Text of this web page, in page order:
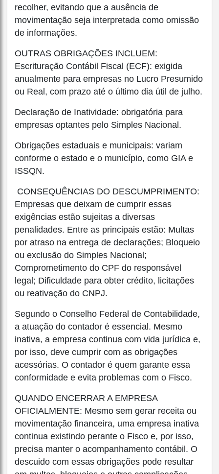
recolher, evitando que a ausência de
movimentação seja interpretada como omissão
de informações.
OUTRAS OBRIGAÇÕES INCLUEM:
Escrituração Contábil Fiscal (ECF): exigida
anualmente para empresas no Lucro Presumido
ou Real, com prazo até o último dia útil de julho.
Declaração de Inatividade: obrigatória para
empresas optantes pelo Simples Nacional.
Obrigações estaduais e municipais: variam
conforme o estado e o município, como GIA e
ISSQN.
CONSEQUÊNCIAS DO DESCUMPRIMENTO:
Empresas que deixam de cumprir essas
exigências estão sujeitas a diversas
penalidades. Entre as principais estão: Multas
por atraso na entrega de declarações; Bloqueio
ou exclusão do Simples Nacional;
Comprometimento do CPF do responsável
legal; Dificuldade para obter crédito, licitações
ou reativação do CNPJ.
Segundo o Conselho Federal de Contabilidade,
a atuação do contador é essencial. Mesmo
inativa, a empresa continua com vida jurídica e,
por isso, deve cumprir com as obrigações
acessórias. O contador é quem garante essa
conformidade e evita problemas com o Fisco.
QUANDO ENCERRAR A EMPRESA
OFICIALMENTE: Mesmo sem gerar receita ou
movimentação financeira, uma empresa inativa
continua existindo perante o Fisco e, por isso,
precisa manter o acompanhamento contábil. O
descuido com essas obrigações pode resultar